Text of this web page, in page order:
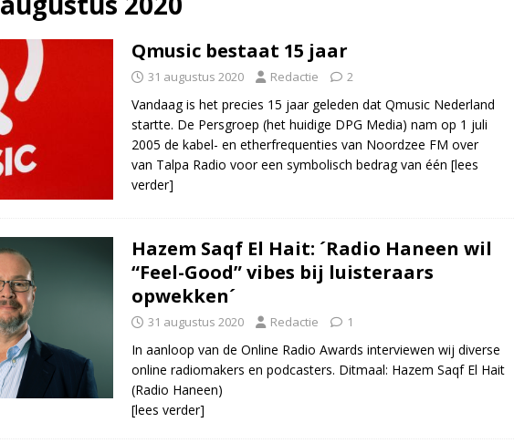
PowNed doet aangifte na belaging cameraploeg
Qmusic bestaat 15 jaar
31 augustus 2020 Redactie 2
Vandaag is het precies 15 jaar geleden dat Qmusic Nederland
startte. De Persgroep (het huidige DPG Media) nam op 1 juli
2005 de kabel- en etherfrequenties van Noordzee FM over
van Talpa Radio voor een symbolisch bedrag van één [lees
verder]
Hazem Saqf El Hait: ´Radio Haneen wil
“Feel-Good” vibes bij luisteraars
opwekken´
31 augustus 2020 Redactie 1
In aanloop van de Online Radio Awards interviewen wij diverse
online radiomakers en podcasters. Ditmaal: Hazem Saqf El Hait
(Radio Haneen)
[lees verder]